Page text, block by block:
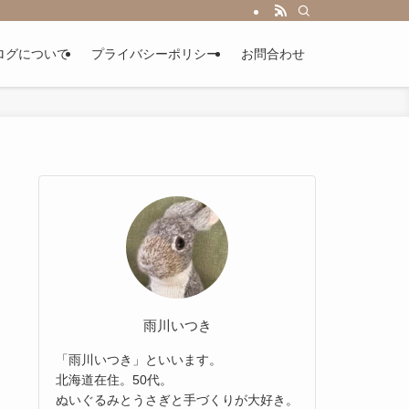
グについて プライバシーポリシー お問合わせ
雨川いつき
「雨川いつき」といいます。
北海道在住。50代。
ぬいぐるみとうさぎと手づくりが大好き。